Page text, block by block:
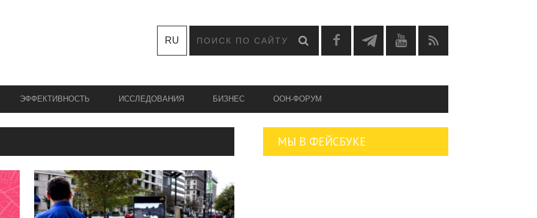
RU
ЭФФЕКТИВНОСТЬ ИССЛЕДОВАНИЯ БИЗНЕС OOH-ФОРУМ
МЫ В ФЕЙСБУКЕ